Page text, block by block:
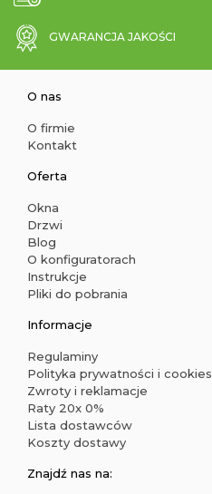
GWARANCJA JAKOŚCI
O nas
O firmie
Kontakt
Oferta
Okna
Drzwi
Blog
O konfiguratorach
Instrukcje
Pliki do pobrania
Informacje
Regulaminy
Polityka prywatności i cookies
Zwroty i reklamacje
Raty 20x 0%
Lista dostawców
Koszty dostawy
Znajdź nas na: